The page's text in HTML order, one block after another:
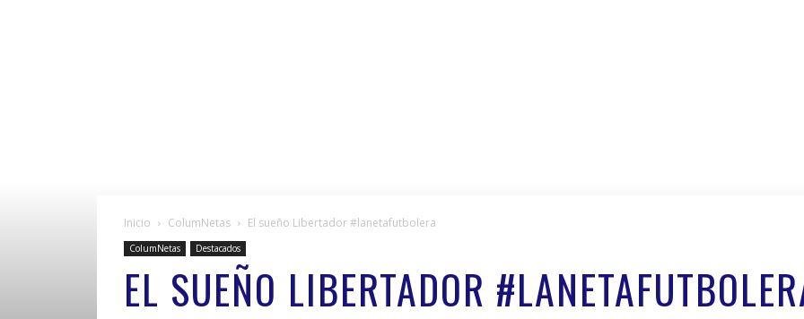
Inicio ColumNetas El sueño Libertador #lanetafutbolera
ColumNetas Destacados
EL SUEÑO LIBERTADOR